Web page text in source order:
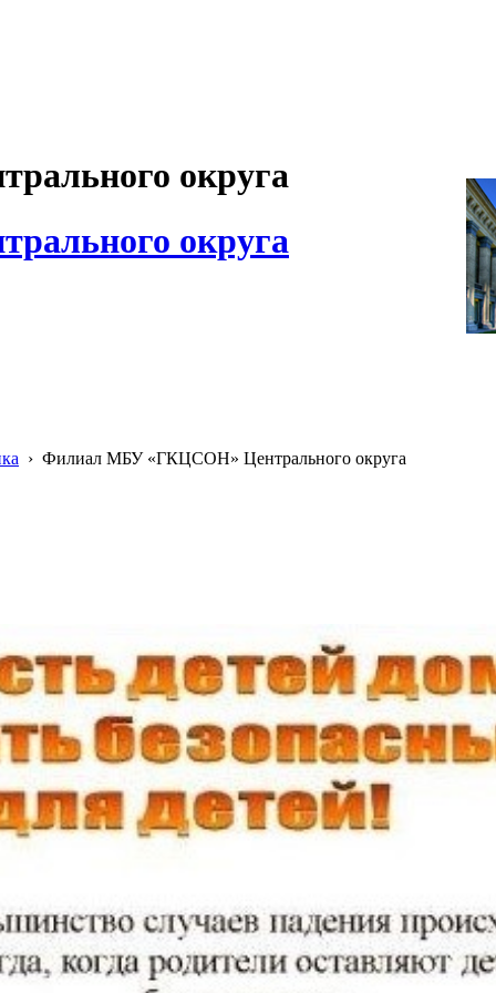
округа
округа
› Филиал МБУ «ГКЦСОН» Центрального округа